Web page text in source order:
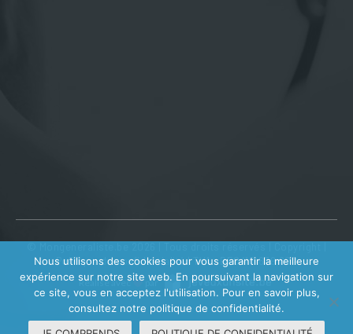
Politique de confidentialité| TVA : BE0410 639 602
Réalisé avec par
Nous utilisons des cookies pour vous garantir la meilleure
expérience sur notre site web. En poursuivant la navigation sur
ce site, vous en acceptez l'utilisation. Pour en savoir plus,
consultez notre politique de confidentialité.